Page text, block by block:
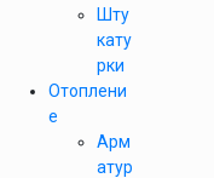
Шту
кату
рки
Отоплени
е
Арм
атур